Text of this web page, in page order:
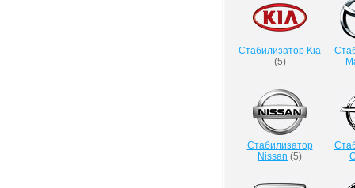
Стабилизатор Kia
(5)
Стабилизатор
Nissan (5)